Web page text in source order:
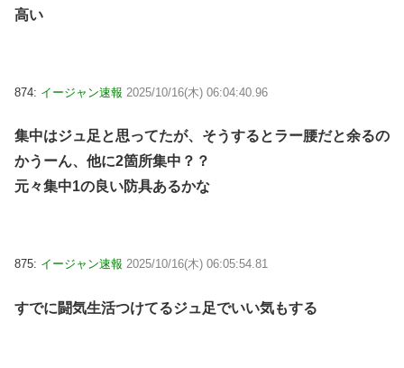
高い
874: イージャン速報 2025/10/16(木) 06:04:40.96
集中はジュ足と思ってたが、そうするとラー腰だと余るの
かうーん、他に2箇所集中？？
元々集中1の良い防具あるかな
875: イージャン速報 2025/10/16(木) 06:05:54.81
すでに闘気生活つけてるジュ足でいい気もする